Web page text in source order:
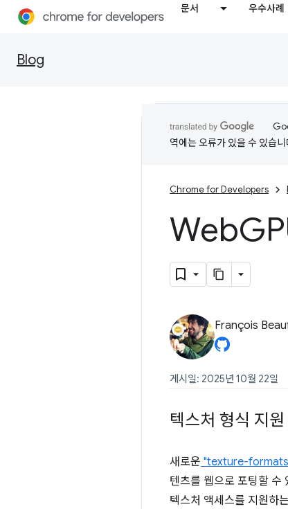
문서 우수사례
Blog
역에는 오류가 있을 수 있습니
Chrome for Developers
Web
François
게시일: 2025년 10월 22일
텍스처 형식 지
새로운 "texture-
텐츠를 웹으로 포팅할 수
텍스처 액세스를 지원하